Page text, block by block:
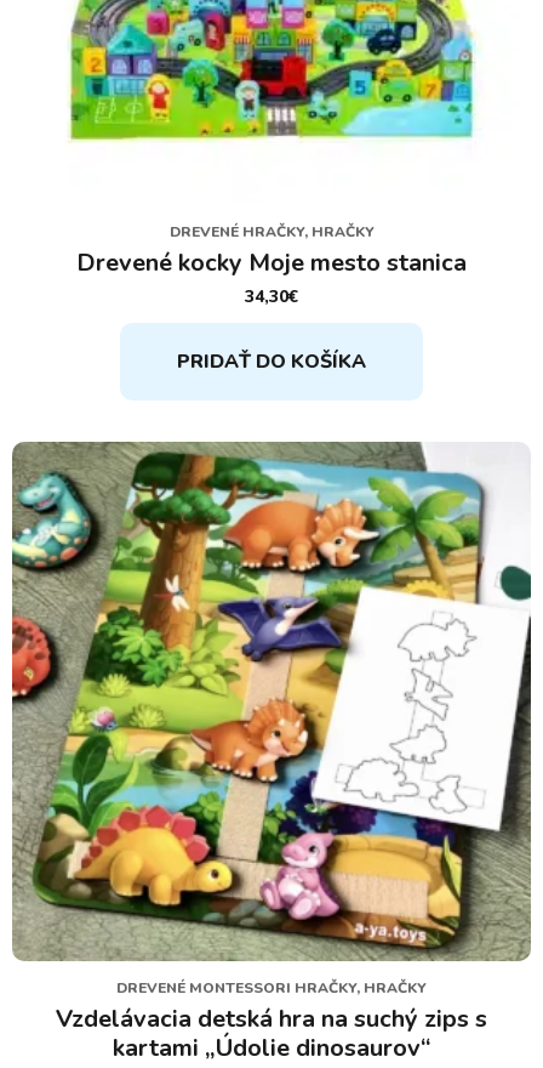
DREVENÉ HRAČKY, HRAČKY
Drevené kocky Moje mesto stanica
34,30€
PRIDAŤ DO KOŠÍKA
DREVENÉ MONTESSORI HRAČKY, HRAČKY
Vzdelávacia detská hra na suchý zips s
kartami „Údolie dinosaurov“